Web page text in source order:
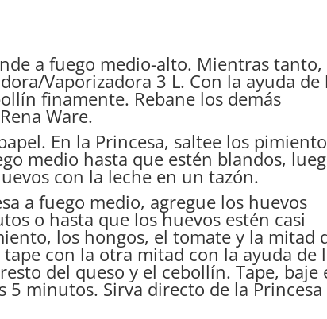
a fuego medio-alto. Mientras tanto,
Vaporizadora 3 L. Con la ayuda de
finamente. Rebane los demás
Ware.
En la Princesa, saltee los
medio hasta que estén blandos,
con la leche en un tazón.
a fuego medio, agregue los huevos
o hasta que los huevos estén casi
los hongos, el tomate y la mitad
con la otra mitad con la ayuda de
del queso y el cebollín. Tape, baje
minutos. Sirva directo de la Princesa